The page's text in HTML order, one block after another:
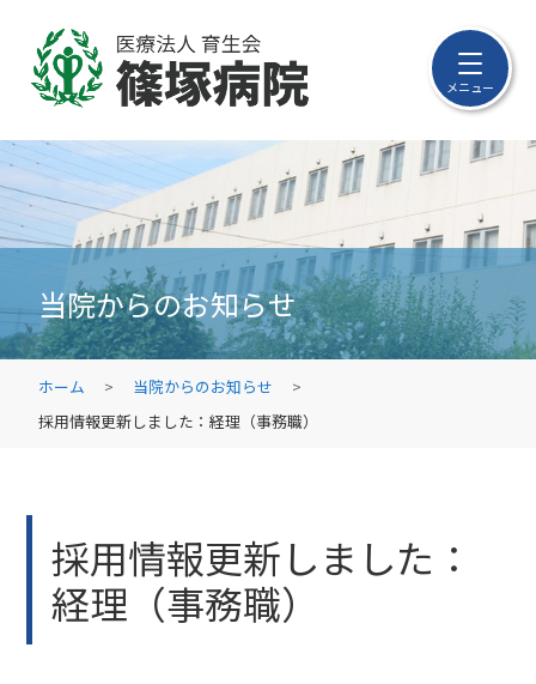
メニュー
当院からのお知らせ
ホーム
当院からのお知らせ
採用情報更新しました：経理（事務職）
採用情報更新しました：
経理（事務職）